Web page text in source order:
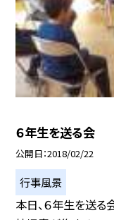
６年生を送る会
公開日 2018/02/22
行事風景
本日、６年生を送